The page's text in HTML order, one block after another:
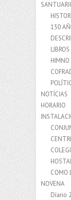
150
LIBROS
HIMNO
NOTÍCIAS
HORARIO
COMO
NOVENA
Díario